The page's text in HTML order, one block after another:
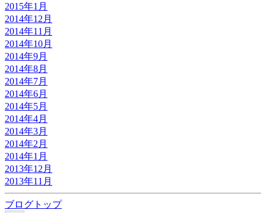
2015年1月
2014年12月
2014年11月
2014年10月
2014年9月
2014年8月
2014年7月
2014年6月
2014年5月
2014年4月
2014年3月
2014年2月
2014年1月
2013年12月
2013年11月
ブログトップ